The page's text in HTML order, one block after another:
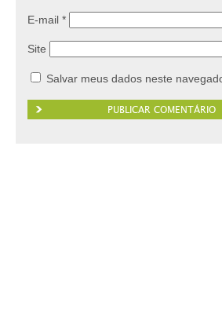
E-mail *
Site
Salvar meus dados neste